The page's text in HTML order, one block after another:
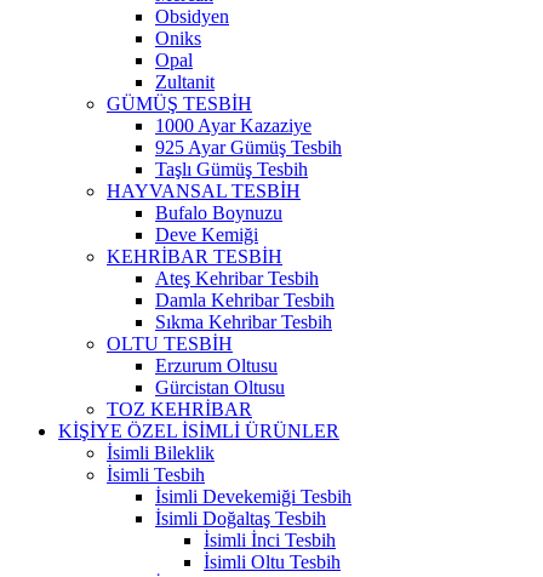
Obsidyen
Oniks
Opal
Zultanit
GÜMÜŞ TESBİH
1000 Ayar Kazaziye
925 Ayar Gümüş Tesbih
Taşlı Gümüş Tesbih
HAYVANSAL TESBİH
Bufalo Boynuzu
Deve Kemiği
KEHRİBAR TESBİH
Ateş Kehribar Tesbih
Damla Kehribar Tesbih
Sıkma Kehribar Tesbih
OLTU TESBİH
Erzurum Oltusu
Gürcistan Oltusu
TOZ KEHRİBAR
KİŞİYE ÖZEL İSİMLİ ÜRÜNLER
İsimli Bileklik
İsimli Tesbih
İsimli Devekemiği Tesbih
İsimli Doğaltaş Tesbih
İsimli İnci Tesbih
İsimli Oltu Tesbih